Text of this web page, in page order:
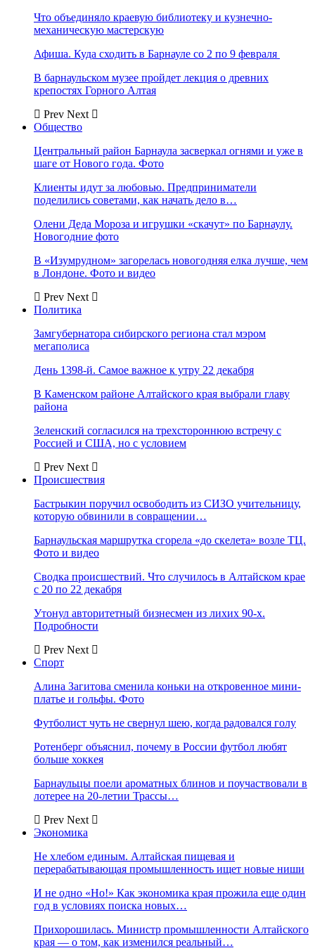
Что объединяло краевую библиотеку и кузнечно-
механическую мастерскую
Афиша. Куда сходить в Барнауле со 2 по 9 февраля
В барнаульском музее пройдет лекция о древних
крепостях Горного Алтая
Prev Next
Общество
Центральный район Барнаула засверкал огнями и уже в
шаге от Нового года. Фото
Клиенты идут за любовью. Предприниматели
поделились советами, как начать дело в…
Олени Деда Мороза и игрушки «скачут» по Барнаулу.
Новогодние фото
В «Изумрудном» загорелась новогодняя елка лучше, чем
в Лондоне. Фото и видео
Prev Next
Политика
Замгубернатора сибирского региона стал мэром
мегаполиса
День 1398-й. Самое важное к утру 22 декабря
В Каменском районе Алтайского края выбрали главу
района
Зеленский согласился на трехстороннюю встречу с
Россией и США, но с условием
Prev Next
Происшествия
Бастрыкин поручил освободить из СИЗО учительницу,
которую обвинили в совращении…
Барнаульская маршрутка сгорела «до скелета» возле ТЦ.
Фото и видео
Сводка происшествий. Что случилось в Алтайском крае
с 20 по 22 декабря
Утонул авторитетный бизнесмен из лихих 90-х.
Подробности
Prev Next
Спорт
Алина Загитова сменила коньки на откровенное мини-
платье и гольфы. Фото
Футболист чуть не свернул шею, когда радовался голу
Ротенберг объяснил, почему в России футбол любят
больше хоккея
Барнаульцы поели ароматных блинов и поучаствовали в
лотерее на 20-летии Трассы…
Prev Next
Экономика
Не хлебом единым. Алтайская пищевая и
перерабатывающая промышленность ищет новые ниши
И не одно «Но!» Как экономика края прожила еще один
год в условиях поиска новых…
Прихорошилась. Министр промышленности Алтайского
края — о том, как изменился реальный…